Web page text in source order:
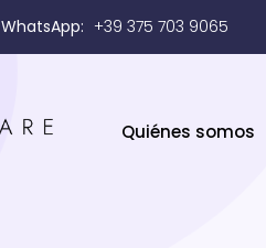
WhatsApp: +39 375 703 9065
Quiénes somos